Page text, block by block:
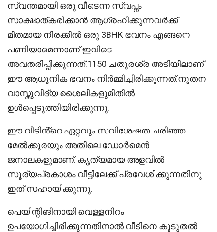
സ്വന്തമായി ഒരു വീടെന്ന സ്വപ്നം
സാക്ഷാത്കരിക്കാൻ ആഗ്രഹിക്കുന്നവർക്ക്
മിതമായ നിരക്കിൽ ഒരു 3BHK ഭവനം എങ്ങനെ
പണിയാമെന്നാണ് ഇവിടെ
അവതരിപ്പിക്കുന്നത്.1150 ചതുരശ്ര അടിയിലാണ്
ഈ ആധുനിക ഭവനം നിർമ്മിച്ചിരിക്കുന്നത്.നൂതന
വാസ്തുവിദ്യ ശൈലികളുമിതിൽ
ഉൾപ്പെടുത്തിയിരിക്കുന്നു.
ഈ വീടിൻ്റെ ഏറ്റവും സവിശേഷത ചരിഞ്ഞ
മേൽക്കൂരയും അതിലെ ഡോർമെൻ
ജനാലകളുമാണ്. കൃത്യമായ അളവിൽ
സൂര്യപ്രകാശം വീട്ടിലേക്ക് പ്രവേശിക്കുന്നതിനു
ഇത് സഹായിക്കുന്നു.
പെയിന്റിങിനായി വെള്ളനിറം
ഉപയോഗിച്ചിരിക്കുന്നതിനാൽ വീടിനെ കൂടുതൽ